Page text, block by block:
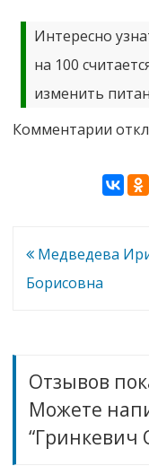
Интересно
на 100
изменить
Комментарии к
Олеся
Навигация
по
Медведева
Борисовна
Отзывов
Можете
“Гринкевич